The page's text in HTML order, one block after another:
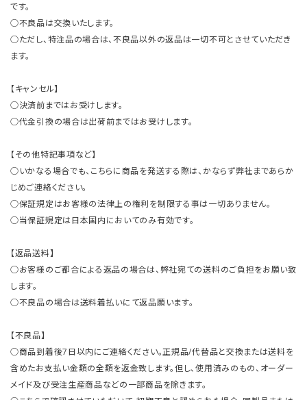
です。
○不良品は交換いたします。
○ただし、特注品の場合は、不良品以外の返品は一切不可とさせていただき
ます。
【キャンセル】
○決済前まではお受けします。
○代金引換の場合は出荷前まではお受けします。
【その他特記事項など】
○いかなる場合でも、こちらに商品を発送する際は、かならず弊社まであらか
じめご連絡ください。
○保証規定はお客様の法律上の権利を制限する事は一切ありません。
○当保証規定は日本国内においてのみ有効です。
【返品送料】
○お客様のご都合による返品の場合は、弊社宛ての送料のご負担をお願い致
します。
○不良品の場合は送料着払いにて返品願います。
【不良品】
○商品到着後7日以内にご連絡ください。正規品/代替品と交換または送料を
含めたお支払い金額の全額を返金致します。但し、使用済みのもの、オーダー
メイド及び受注生産商品などの一部商品を除きます。